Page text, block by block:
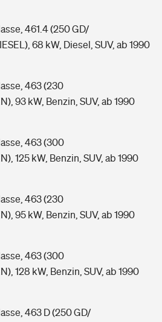
461.4 (250 GD/
68 kW, Diesel, SUV, ab 1990
463 (230
93 kW, Benzin, SUV, ab 1990
463 (300
125 kW, Benzin, SUV, ab 1990
463 (230
95 kW, Benzin, SUV, ab 1990
463 (300
128 kW, Benzin, SUV, ab 1990
463 D (250 GD/